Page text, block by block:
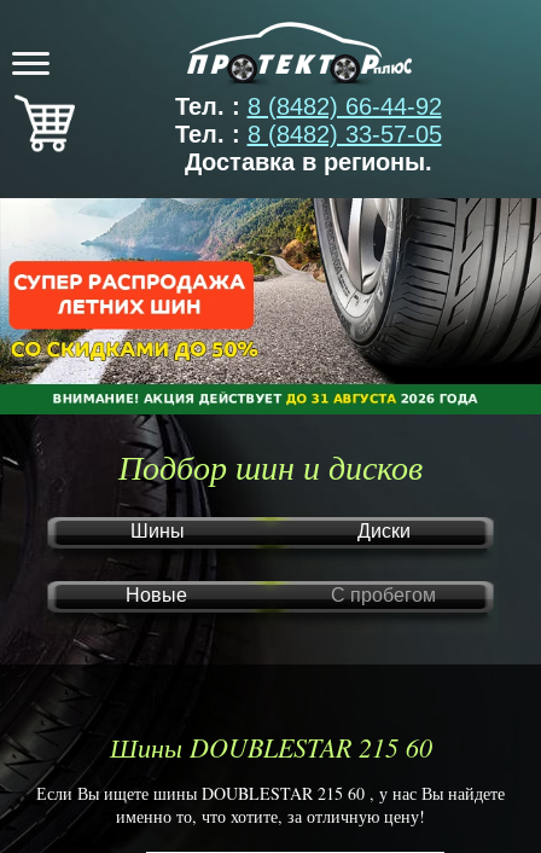
Тел. : 8 (8482) 66-44-92
Тел. : 8 (8482) 33-57-05
Доставка в регионы.
Подбор шин и дисков
Шины Диски
Новые С пробегом
Шины DOUBLESTAR 215 60
Если Вы ищете шины DOUBLESTAR 215 60 , у нас Вы найдете
именно то, что хотите, за отличную цену!